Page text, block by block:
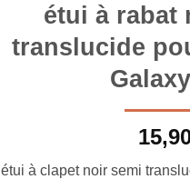
étui à rabat
translucide
étui à clapet noir semi